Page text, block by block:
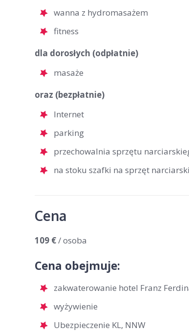
wanna z hydromasażem
fitness
dla dorosłych (odpłatnie)
masaże
oraz (bezpłatnie)
Internet
parking
przechowalnia sprzętu
na stoku szafki na sprzęt narciarski
Cena
109 €/ osoba
Cena obejmuje:
zakwaterowanie hotel Franz
wyżywienie
Ubezpieczenie KL, NNW